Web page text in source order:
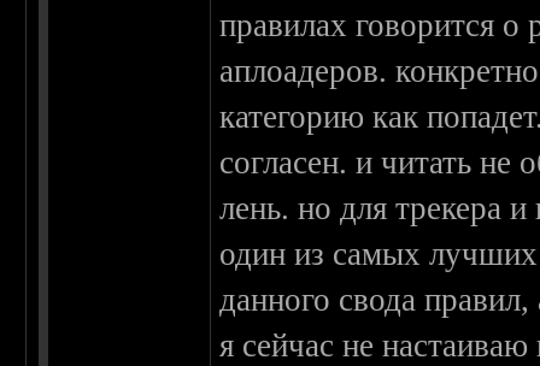
правилах говорится о
аплоадеров.
категорию как
согласен. и читать не
лень. но для трекера
один из самых лучших
данного свода
я сейчас не